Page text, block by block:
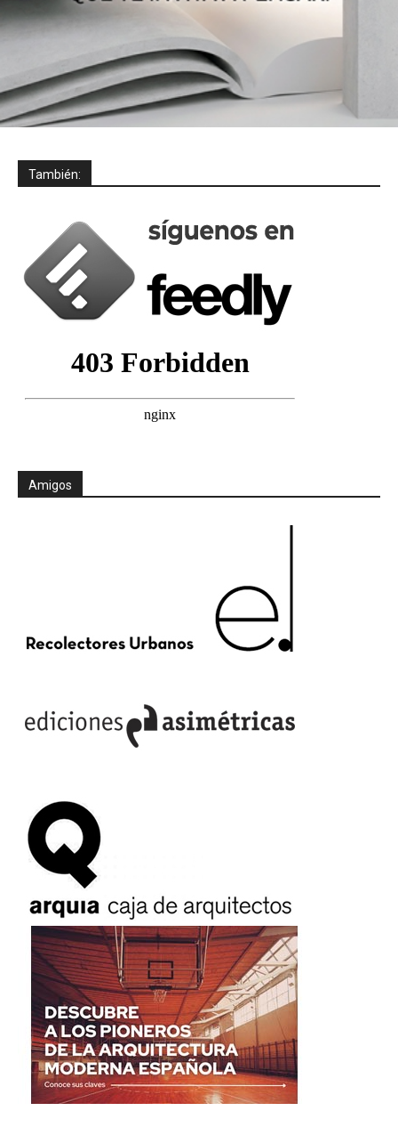
También:
Amigos